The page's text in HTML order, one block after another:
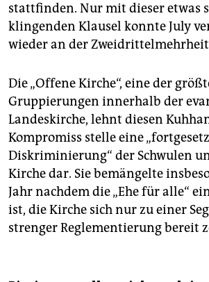
stattfinden. Nur mit dieser etwas
klingenden Klausel konnte July
wieder an der
Die „Offene Kirche“, eine der
Gruppierungen innerhalb der
Landeskirche, lehnt diesen
Kompromiss stelle eine
Diskriminierung“ der Schwulen
Kirche dar. Sie bemängelte
Jahr nachdem die „Ehe für alle“
ist, die Kirche sich nur zu einer
strenger Reglementierung bereit